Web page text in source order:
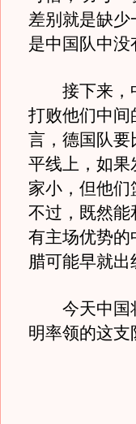
差别就是缺
是中国队中
接下来，中
打败他们中间
言，德国队要
平线上，如果
家小，但他
不过，既然能
有主场优势的
腊可能早就出
今天中国将
明率领的这支